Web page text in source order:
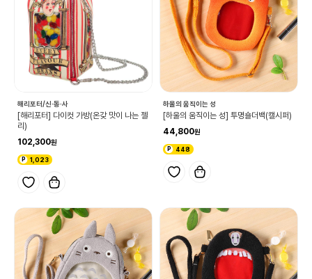
해리포터/신·동·사
[해리포터] 다이컷 가방(온갖 맛이 나는 젤
리)
102,300
1,023
하울의 움직이는 성
[하울의 움직이는 성] 투명숄더백(캘시퍼)
44,800
448